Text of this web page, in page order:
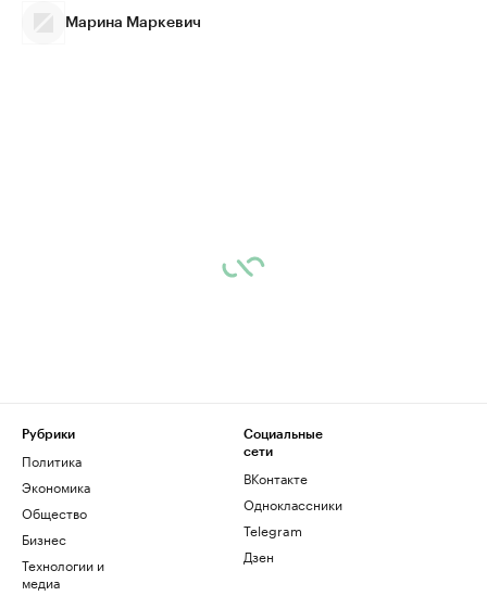
Марина Маркевич
Рубрики
Политика
Экономика
Общество
Бизнес
Технологии и
медиа
Социальные
сети
ВКонтакте
Одноклассники
Telegram
Дзен